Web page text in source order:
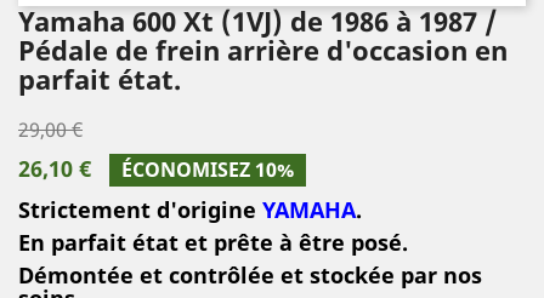
Yamaha 600 Xt (1VJ) de 1986 à 1987 /
Pédale de frein arrière d'occasion en
parfait état.
29,00 €
26,10 € ÉCONOMISEZ 10%
Strictement d'origine YAMAHA.
En parfait état et prête à être posé.
Démontée et contrôlée et stockée par nos